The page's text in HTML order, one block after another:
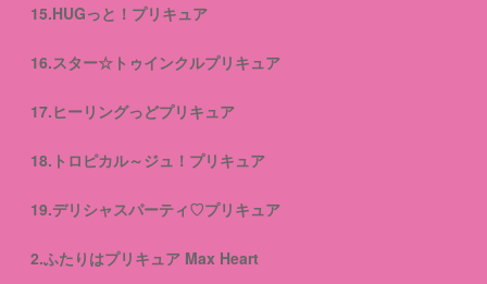
15.HUGっと！プリキュア
16.スター☆トゥインクルプリキュア
17.ヒーリングっどプリキュア
18.トロピカル～ジュ！プリキュア
19.デリシャスパーティ♡プリキュア
2.ふたりはプリキュア Max Heart